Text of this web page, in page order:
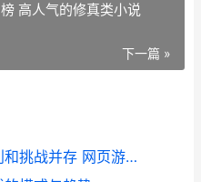
高人气的修真类小说
下一篇 »
反常网页游戏送元宝：福利和挑战并存 网页游戏返利网